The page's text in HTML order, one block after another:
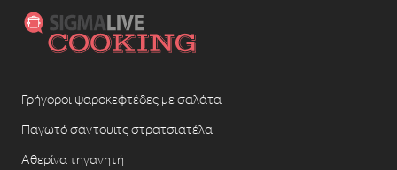
Γρήγοροι ψαροκεφτέδες με σαλάτα
Παγωτό σάντουιτς στρατσιατέλα
Αθερίνα τηγανητή